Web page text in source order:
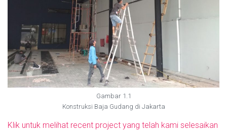
Gambar 1.1
Konstruksi Baja Gudang di Jakarta
Klik untuk melihat recent project yang telah kami selesaikan